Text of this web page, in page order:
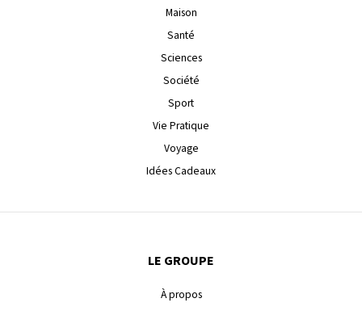
Maison
Santé
Sciences
Société
Sport
Vie Pratique
Voyage
Idées Cadeaux
LE GROUPE
À propos